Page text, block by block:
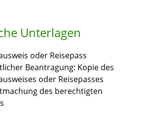
Unterlagen
oder Reisepass
Beantragung: Kopie des
oder Reisepasses
des berechtigten